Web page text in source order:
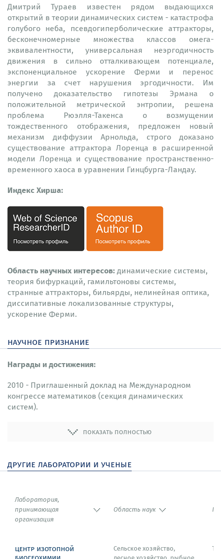
Дмитрий Тураев известен рядом выдающихся
открытий в теории динамических систем - катастрофа
голубого неба, псевдогиперболические аттракторы,
бесконечномерные множества классов омега-
эквивалентности, универсальная неэргодичность
движения в сильно отталкивающем потенциале,
экспоненциальное ускорение Ферми и перенос
энергии за счет нарушения эргодичности. Им
получено доказательство гипотезы Эрмана о
положительной метрической энтропии, решена
проблема Рюэлля-Такенса о возмущении
тождественного отображения, предложен новый
механизм диффузии Арнольда, строго доказано
существование аттрактора Лоренца в расширенной
модели Лоренца и существование пространственно-
временного хаоса в уравнении Гинцбурга-Ландау.
Индекс Хирша:
Область научных интересов:динамические системы,
теория бифуркаций, гамильтоновы системы,
странные аттракторы, бильярды, нелинейная оптика,
диссипативные локализованные структуры,
ускорение Ферми.
научное признание
Награды и достижения:
2010 - Приглашенный доклад на Международном
конгрессе математиков (секция динамических
систем).
показать полностью
другие лаборатории и ученые
Лаборатория,
принимающая
организация
Область наук
центр изотопной
Сельское хозяйство,